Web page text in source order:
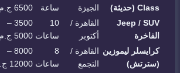
Class (حديثة)
الجيزة
ساعة
6500 ج.م
Jeep / SUV
الفاخرة
القاهرة /
أكتوبر
10
ساعات
3500 –
5000 ج.م
كرايسلر ليموزين
(سترتش)
القاهرة /
التجمع
8
ساعات
8000 –
12000 ج.م